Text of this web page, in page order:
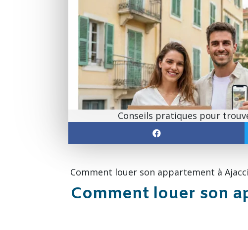
Conseils pratiques pour
Comment louer son appartement à
Comment louer son